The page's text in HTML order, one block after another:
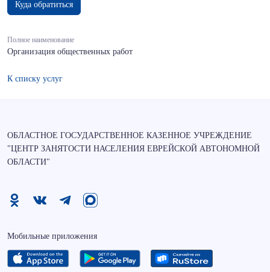
Куда обратиться
Полное наименование
Организация общественных работ
К списку услуг
ОБЛАСТНОЕ ГОСУДАРСТВЕННОЕ КАЗЕННОЕ УЧРЕЖДЕНИЕ
"ЦЕНТР ЗАНЯТОСТИ НАСЕЛЕНИЯ ЕВРЕЙСКОЙ АВТОНОМНОЙ
ОБЛАСТИ"
Мобильные приложения